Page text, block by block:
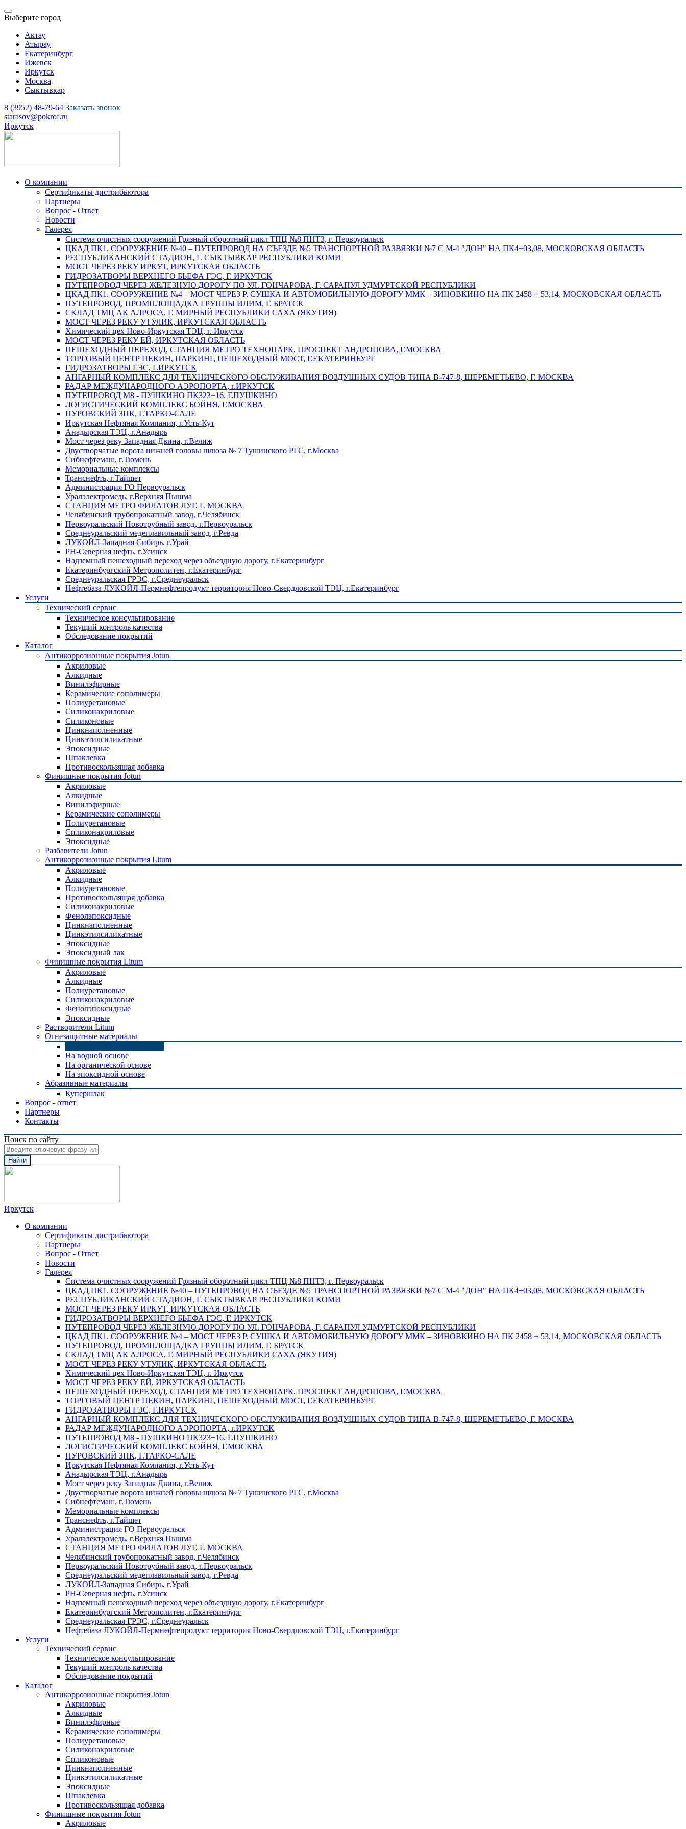
Выберите город
Актау
Атырау
Екатеринбург
Ижевск
Иркутск
Москва
Сыктывкар
8 (3952) 48-79-64 Заказать звонок
starasov@pokrof.ru
Иркутск
О компании
Сертификаты дистрибьютора
Партнеры
Вопрос - Ответ
Новости
Галерея
Система очистных сооружений Грязный оборотный цикл ТПЦ №8 ПНТЗ, г. Первоуральск
ЦКАД ПК1. СООРУЖЕНИЕ №40 – ПУТЕПРОВОД НА СЪЕЗДЕ №5 ТРАНСПОРТНОЙ РАЗВЯЗКИ №7 С М-4 "ДОН" НА ПК4+03,08, МОСКОВСКАЯ ОБЛАСТЬ
РЕСПУБЛИКАНСКИЙ СТАДИОН, Г. СЫКТЫВКАР РЕСПУБЛИКИ КОМИ
МОСТ ЧЕРЕЗ РЕКУ ИРКУТ, ИРКУТСКАЯ ОБЛАСТЬ
ГИДРОЗАТВОРЫ ВЕРХНЕГО БЬЕФА ГЭС, Г. ИРКУТСК
ПУТЕПРОВОД ЧЕРЕЗ ЖЕЛЕЗНУЮ ДОРОГУ ПО УЛ. ГОНЧАРОВА, Г. САРАПУЛ УДМУРТСКОЙ РЕСПУБЛИКИ
ЦКАД ПК1. СООРУЖЕНИЕ №4 – МОСТ ЧЕРЕЗ Р. СУШКА И АВТОМОБИЛЬНУЮ ДОРОГУ ММК – ЗИНОВКИНО НА ПК 2458 + 53,14, МОСКОВСКАЯ ОБЛАСТЬ
ПУТЕПРОВОД, ПРОМПЛОЩАДКА ГРУППЫ ИЛИМ, Г. БРАТСК
СКЛАД ТМЦ АК АЛРОСА, Г. МИРНЫЙ РЕСПУБЛИКИ САХА (ЯКУТИЯ)
МОСТ ЧЕРЕЗ РЕКУ УТУЛИК, ИРКУТСКАЯ ОБЛАСТЬ
Химический цех Ново-Иркутская ТЭЦ, г. Иркутск
МОСТ ЧЕРЕЗ РЕКУ ЕЙ, ИРКУТСКАЯ ОБЛАСТЬ
ПЕШЕХОДНЫЙ ПЕРЕХОД, СТАНЦИЯ МЕТРО ТЕХНОПАРК, ПРОСПЕКТ АНДРОПОВА, Г.МОСКВА
ТОРГОВЫЙ ЦЕНТР ПЕКИН, ПАРКИНГ, ПЕШЕХОДНЫЙ МОСТ, Г.ЕКАТЕРИНБУРГ
ГИДРОЗАТВОРЫ ГЭС, Г.ИРКУТСК
АНГАРНЫЙ КОМПЛЕКС ДЛЯ ТЕХНИЧЕСКОГО ОБСЛУЖИВАНИЯ ВОЗДУШНЫХ СУДОВ ТИПА В-747-8, ШЕРЕМЕТЬЕВО, Г. МОСКВА
РАДАР МЕЖДУНАРОДНОГО АЭРОПОРТА, г.ИРКУТСК
ПУТЕПРОВОД М8 - ПУШКИНО ПК323+16, Г.ПУШКИНО
ЛОГИСТИЧЕСКИЙ КОМПЛЕКС БОЙНЯ, Г.МОСКВА
ПУРОВСКИЙ ЗПК, Г.ТАРКО-САЛЕ
Иркутская Нефтяная Компания, г.Усть-Кут
Анадырская ТЭЦ, г.Анадырь
Мост через реку Западная Двина, г.Велиж
Двустворчатые ворота нижней головы шлюза № 7 Тушинского РГС, г.Москва
Сибнефтемаш, г.Тюмень
Мемориальные комплексы
Транснефть, г.Тайшет
Администрация ГО Первоуральск
Уралэлектромедь, г.Верхняя Пышма
СТАНЦИЯ МЕТРО ФИЛАТОВ ЛУГ, Г. МОСКВА
Челябинский трубопрокатный завод, г.Челябинск
Первоуральский Новотрубный завод, г.Первоуральск
Среднеуральский медеплавильный завод, г.Ревда
ЛУКОЙЛ-Западная Сибирь, г.Урай
РН-Северная нефть, г.Усинск
Надземный пешеходный переход через объездную дорогу, г.Екатеринбург
Екатеринбургский Метрополитен, г.Екатеринбург
Среднеуральская ГРЭС, г.Среднеуральск
Нефтебаза ЛУКОЙЛ-Пермнефтепродукт территория Ново-Свердловской ТЭЦ, г.Екатеринбург
Услуги
Технический сервис
Техническое консультирование
Текущий контроль качества
Обследование покрытий
Каталог
Антикоррозионные покрытия Jotun
Акриловые
Алкидные
Винилэфирные
Керамические сополимеры
Полиуретановые
Силиконакриловые
Силиконовые
Цинкнаполненные
Цинкэтилсиликатные
Эпоксидные
Шпаклевка
Противоскользящая добавка
Финишные покрытия Jotun
Акриловые
Алкидные
Винилэфирные
Керамические сополимеры
Полиуретановые
Силиконакриловые
Эпоксидные
Разбавители Jotun
Антикоррозионные покрытия Litum
Акриловые
Алкидные
Полиуретановые
Противоскользящая добавка
Силиконакриловые
Фенолэпоксидные
Цинкнаполненные
Цинкэтилсиликатные
Эпоксидные
Эпоксидный лак
Финишные покрытия Litum
Акриловые
Алкидные
Полиуретановые
Силиконакриловые
Фенолэпоксидные
Эпоксидные
Растворители Litum
Огнезащитные материалы
На водной основе
На органической основе
На эпоксидной основе
Абразивные материалы
Купершлак
Вопрос - ответ
Партнеры
Контакты
Поиск по сайту
Найти
Иркутск
О компании
Сертификаты дистрибьютора
Партнеры
Вопрос - Ответ
Новости
Галерея
Система очистных сооружений Грязный оборотный цикл ТПЦ №8 ПНТЗ, г. Первоуральск
ЦКАД ПК1. СООРУЖЕНИЕ №40 – ПУТЕПРОВОД НА СЪЕЗДЕ №5 ТРАНСПОРТНОЙ РАЗВЯЗКИ №7 С М-4 "ДОН" НА ПК4+03,08, МОСКОВСКАЯ ОБЛАСТЬ
РЕСПУБЛИКАНСКИЙ СТАДИОН, Г. СЫКТЫВКАР РЕСПУБЛИКИ КОМИ
МОСТ ЧЕРЕЗ РЕКУ ИРКУТ, ИРКУТСКАЯ ОБЛАСТЬ
ГИДРОЗАТВОРЫ ВЕРХНЕГО БЬЕФА ГЭС, Г. ИРКУТСК
ПУТЕПРОВОД ЧЕРЕЗ ЖЕЛЕЗНУЮ ДОРОГУ ПО УЛ. ГОНЧАРОВА, Г. САРАПУЛ УДМУРТСКОЙ РЕСПУБЛИКИ
ЦКАД ПК1. СООРУЖЕНИЕ №4 – МОСТ ЧЕРЕЗ Р. СУШКА И АВТОМОБИЛЬНУЮ ДОРОГУ ММК – ЗИНОВКИНО НА ПК 2458 + 53,14, МОСКОВСКАЯ ОБЛАСТЬ
ПУТЕПРОВОД, ПРОМПЛОЩАДКА ГРУППЫ ИЛИМ, Г. БРАТСК
СКЛАД ТМЦ АК АЛРОСА, Г. МИРНЫЙ РЕСПУБЛИКИ САХА (ЯКУТИЯ)
МОСТ ЧЕРЕЗ РЕКУ УТУЛИК, ИРКУТСКАЯ ОБЛАСТЬ
Химический цех Ново-Иркутская ТЭЦ, г. Иркутск
МОСТ ЧЕРЕЗ РЕКУ ЕЙ, ИРКУТСКАЯ ОБЛАСТЬ
ПЕШЕХОДНЫЙ ПЕРЕХОД, СТАНЦИЯ МЕТРО ТЕХНОПАРК, ПРОСПЕКТ АНДРОПОВА, Г.МОСКВА
ТОРГОВЫЙ ЦЕНТР ПЕКИН, ПАРКИНГ, ПЕШЕХОДНЫЙ МОСТ, Г.ЕКАТЕРИНБУРГ
ГИДРОЗАТВОРЫ ГЭС, Г.ИРКУТСК
АНГАРНЫЙ КОМПЛЕКС ДЛЯ ТЕХНИЧЕСКОГО ОБСЛУЖИВАНИЯ ВОЗДУШНЫХ СУДОВ ТИПА В-747-8, ШЕРЕМЕТЬЕВО, Г. МОСКВА
РАДАР МЕЖДУНАРОДНОГО АЭРОПОРТА, г.ИРКУТСК
ПУТЕПРОВОД М8 - ПУШКИНО ПК323+16, Г.ПУШКИНО
ЛОГИСТИЧЕСКИЙ КОМПЛЕКС БОЙНЯ, Г.МОСКВА
ПУРОВСКИЙ ЗПК, Г.ТАРКО-САЛЕ
Иркутская Нефтяная Компания, г.Усть-Кут
Анадырская ТЭЦ, г.Анадырь
Мост через реку Западная Двина, г.Велиж
Двустворчатые ворота нижней головы шлюза № 7 Тушинского РГС, г.Москва
Сибнефтемаш, г.Тюмень
Мемориальные комплексы
Транснефть, г.Тайшет
Администрация ГО Первоуральск
Уралэлектромедь, г.Верхняя Пышма
СТАНЦИЯ МЕТРО ФИЛАТОВ ЛУГ, Г. МОСКВА
Челябинский трубопрокатный завод, г.Челябинск
Первоуральский Новотрубный завод, г.Первоуральск
Среднеуральский медеплавильный завод, г.Ревда
ЛУКОЙЛ-Западная Сибирь, г.Урай
РН-Северная нефть, г.Усинск
Надземный пешеходный переход через объездную дорогу, г.Екатеринбург
Екатеринбургский Метрополитен, г.Екатеринбург
Среднеуральская ГРЭС, г.Среднеуральск
Нефтебаза ЛУКОЙЛ-Пермнефтепродукт территория Ново-Свердловской ТЭЦ, г.Екатеринбург
Услуги
Технический сервис
Техническое консультирование
Текущий контроль качества
Обследование покрытий
Каталог
Антикоррозионные покрытия Jotun
Акриловые
Алкидные
Винилэфирные
Керамические сополимеры
Полиуретановые
Силиконакриловые
Силиконовые
Цинкнаполненные
Цинкэтилсиликатные
Эпоксидные
Шпаклевка
Противоскользящая добавка
Финишные покрытия Jotun
Акриловые